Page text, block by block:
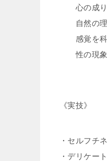
心の成り
自然の理
感覚を科
性の現象
《実技》
・セルフチ
・デリケー